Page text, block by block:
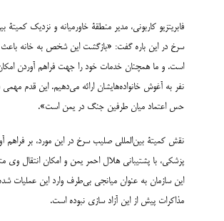
فابریتزیو کاربونی، مدیر منطقۀ خاورمیانه و نزدیک کمیتۀ
سرخ در این باره گفت: «بازگشت این شخص به خانه باعث
است. و ما همچنان خدمات خود را جهت فراهم آوردن
نفر به آغوش خانواده‌هایشان ارائه می‌دهیم. این قدم مهمی
حس اعتماد میان طرفین جنگ در یمن است».
نقش کمیتۀ بین‌المللی صلیب سرخ در این مورد، بر فراهم
پزشکی، با پشتیبانی هلال احمر یمن و امکان انتقال وی
این سازمان به عنوان میانجی بی‌طرف وارد این عملیات
مذاکرات پیش از این آزاد سازی نبوده است.